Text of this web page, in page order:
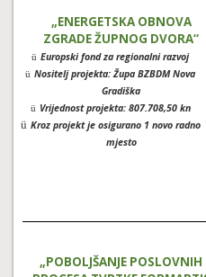
„ENERGETSKA OBNOVA
ZGRADE ŽUPNOG DVORA“
ü Europski fond za regionalni razvoj
ü Nositelj projekta: Župa BZBDM Nova
Gradiška
ü Vrijednost projekta: 807.708,50 kn
ü Kroz projekt je osigurano 1 novo radno
mjesto
„POBOLJŠANJE POSLOVNIH